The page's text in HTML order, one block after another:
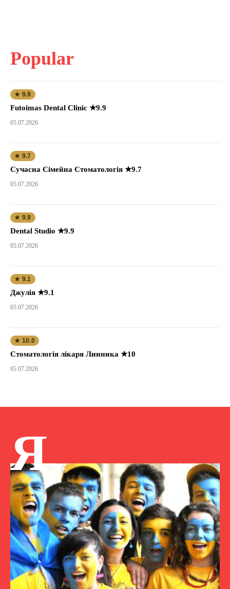
Popular
★ 9.9
Futoimas Dental Clinic ★9.9
05.07.2026
★ 9.7
Сучасна Сімейна Стоматологія ★9.7
05.07.2026
★ 9.9
Dental Studio ★9.9
05.07.2026
★ 9.1
Джулія ★9.1
05.07.2026
★ 10.0
Стоматологія лікаря Линника ★10
05.07.2026
Я